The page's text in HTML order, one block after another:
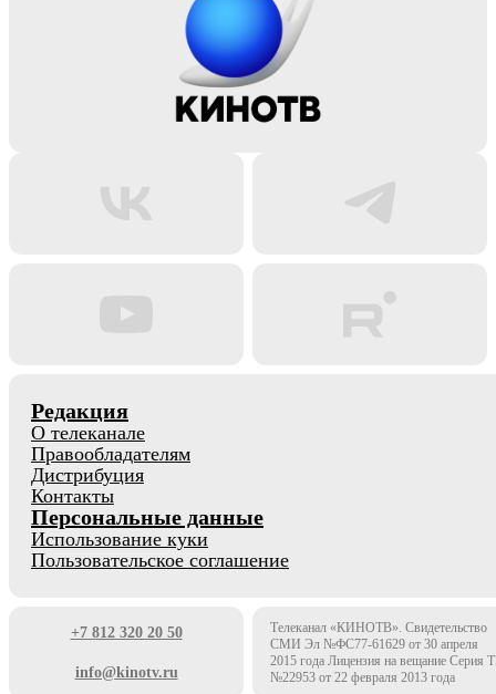
Редакция
О телеканале
Правообладателям
Дистрибуция
Контакты
Персональные данные
Использование куки
Пользовательское соглашение
+7 812 320 20 50
info@kinotv.ru
Телеканал «КИНОТВ». Свидетельство
СМИ Эл №ФС77-61629 от 30 апреля
2015 года Лицензия на вещание Серия
№22953 от 22 февраля 2013 года